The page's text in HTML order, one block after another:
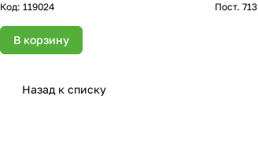
Код: 119024 Пост. 713
В корзину
Назад к списку